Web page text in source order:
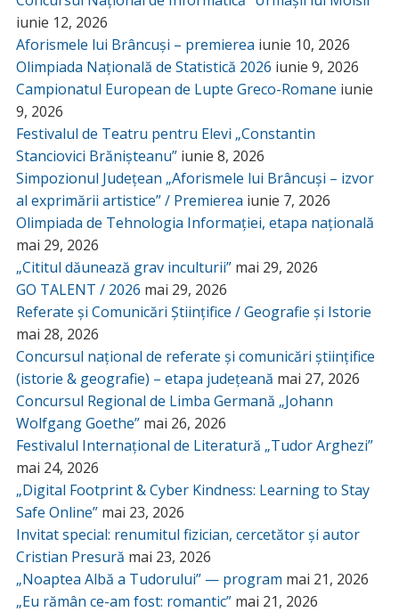
iunie 12, 2026
Aforismele lui Brâncuși – premierea iunie 10, 2026
Olimpiada Națională de Statistică 2026 iunie 9, 2026
Campionatul European de Lupte Greco-Romane iunie
9, 2026
Festivalul de Teatru pentru Elevi „Constantin
Stanciovici Brănișteanu” iunie 8, 2026
Simpozionul Județean „Aforismele lui Brâncuși – izvor
al exprimării artistice” / Premierea iunie 7, 2026
Olimpiada de Tehnologia Informației, etapa națională
mai 29, 2026
„Cititul dăunează grav inculturii” mai 29, 2026
GO TALENT / 2026 mai 29, 2026
Referate și Comunicări Științifice / Geografie și Istorie
mai 28, 2026
Concursul național de referate și comunicări științifice
(istorie & geografie) – etapa județeană mai 27, 2026
Concursul Regional de Limba Germană „Johann
Wolfgang Goethe” mai 26, 2026
Festivalul Internațional de Literatură „Tudor Arghezi”
mai 24, 2026
„Digital Footprint & Cyber Kindness: Learning to Stay
Safe Online” mai 23, 2026
Invitat special: renumitul fizician, cercetător și autor
Cristian Presură mai 23, 2026
„Noaptea Albă a Tudorului” — program mai 21, 2026
„Eu rămân ce-am fost: romantic” mai 21, 2026